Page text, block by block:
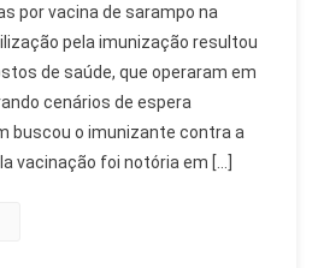
por vacina de sarampo na
pela imunização resultou
de saúde, que operaram em
cenários de espera
buscou o imunizante contra a
vacinação foi notória em […]